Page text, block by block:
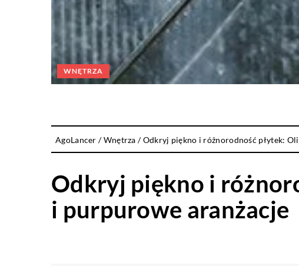
WNĘTRZA
AgoLancer /Wnętrza /Odkryj piękno i różnorodność płytek:
Odkryj piękno i
i purpurowe aranżacje